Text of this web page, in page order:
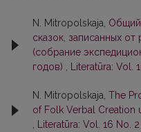
N. Mitropolskaja, Общий
сказок, записанных
(собрание
годов) , Literatūra: Vol.
N. Mitropolskaja, The
of Folk Verbal Creation
, Literatūra: Vol. 16 No.